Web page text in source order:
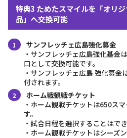
特典3 ためたスマイルを「オリ
品」へ交換可能
サンフレッチェ広島強化募金
・サンフレッチェ広島強化基金
口として交換可能です。
・サンフレッチェ広島 強化募金
付されます。
ホーム戦観戦チケット
・ホーム観戦チケットは650ス
す。
・試合日程を選択することはでき
・ホーム観戦チケットはシーズ